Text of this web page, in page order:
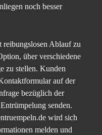
noch besser
Ablauf zu
über verschiedene
zu stellen. Kunden
auf der
bezüglich der
senden.
wird sich
melden und